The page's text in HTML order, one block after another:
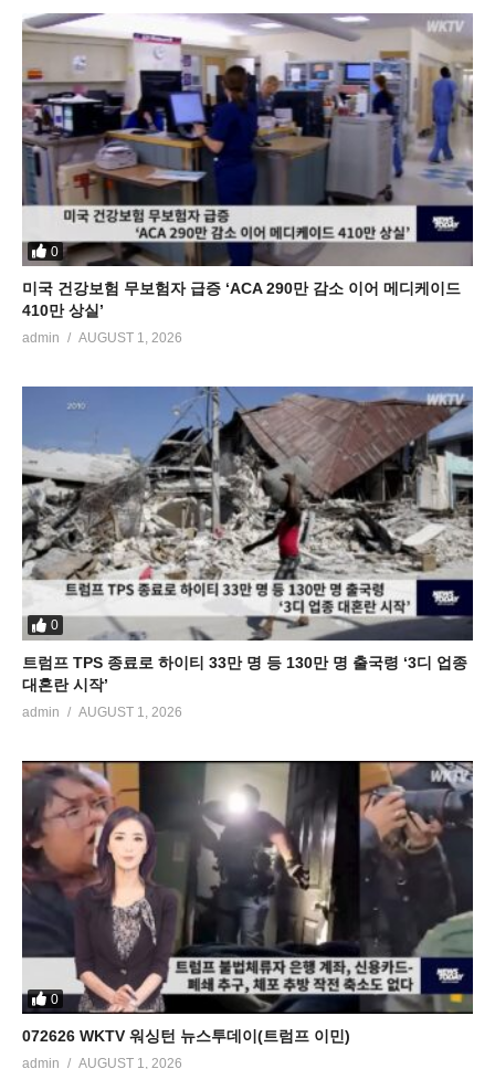
0
미국 건강보험 무보험자 급증 ‘ACA 290만 감소 이어 메디케이드
410만 상실’
admin AUGUST 1, 2026
0
트럼프 TPS 종료로 하이티 33만 명 등 130만 명 출국령 ‘3디 업종
대혼란 시작’
admin AUGUST 1, 2026
0
072626 WKTV 워싱턴 뉴스투데이(트럼프 이민)
admin AUGUST 1, 2026